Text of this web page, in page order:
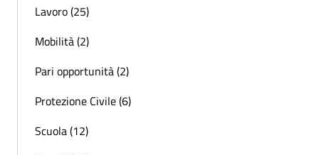
Lavoro (25)
Mobilità (2)
Pari opportunità (2)
Protezione Civile (6)
Scuola (12)